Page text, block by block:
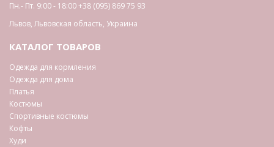
Пн.- Пт. 9:00 - 18:00+38 (095) 869 75 93
Львов,Львовская область, Украина
КАТАЛОГ ТОВАРОВ
Одежда для кормления
Одежда для дома
Платья
Костюмы
Спортивные костюмы
Кофты
Худи